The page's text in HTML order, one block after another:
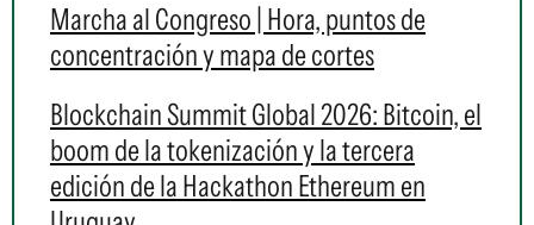
Marcha al Congreso | Hora, puntos de
concentración y mapa de cortes
Blockchain Summit Global 2026: Bitcoin, el
boom de la tokenización y la tercera
edición de la Hackathon Ethereum en